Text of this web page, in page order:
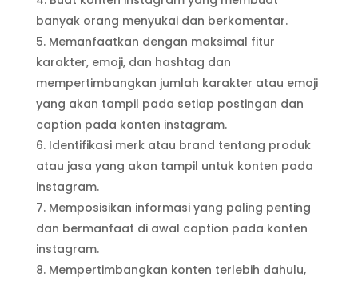
banyak orang menyukai dan berkomentar.
Memanfaatkan dengan maksimal fitur
karakter, emoji, dan hashtag dan
mempertimbangkan jumlah karakter atau emoji
yang akan tampil pada setiap postingan dan
caption pada konten instagram.
Identifikasi merk atau brand tentang produk
atau jasa yang akan tampil untuk konten pada
instagram.
Memposisikan informasi yang paling penting
dan bermanfaat di awal caption pada konten
instagram.
Mempertimbangkan konten terlebih dahulu,